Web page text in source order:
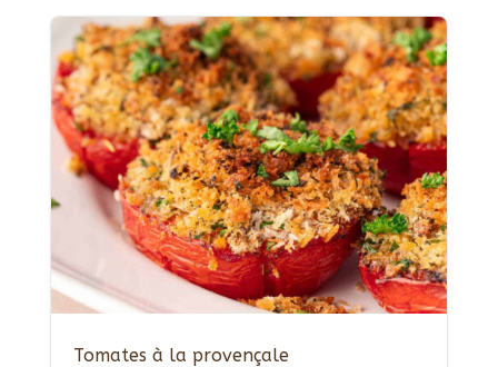
Tomates à la provençale